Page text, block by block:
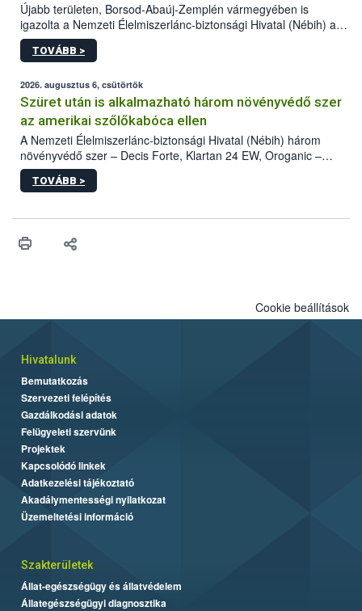
Újabb területen, Borsod-Abaúj-Zemplén vármegyében is
igazolta a Nemzeti Élelmiszerlánc-biztonsági Hivatal (Nébih) a
kőrisrontó karcsúdíszbogár (Agrilus planipennis) jelenlétét. A
kártevőt nem csak színcsapdában találták meg, de már fertőzött
az intenzív felderítést, emellett az intézkedéseket a szlovák
hatósággal is összehangolják a terjedés megállítása érdekében.
TOVÁBB >
2026. augusztus 6, csütörtök
Szüret után is alkalmazható három növényvédő szer
az amerikai szőlőkabóca ellen
A Nemzeti Élelmiszerlánc-biztonsági Hivatal (Nébih) három
növényvédő szer – Decis Forte, Klartan 24 EW, Oroganic –
engedélyokiratát módosította, így azok a szüretet követően,
egészen a vesszőérettség (BBCH 91) stádiumáig
érésű szőlőkben is legyen lehetőség a károsító elleni további
felhasználók számára is elérhető és ökológiai termesztésben is
TOVÁBB >
Cookie beállítások
Hivatalunk
Bemutatkozás
Szervezeti felépítés
Gazdálkodási adatok
Felügyeleti szervünk
Projektek
Kapcsolódó linkek
Adatkezelési tájékoztató
Akadálymentességi nyilatkozat
Üzemeltetési információ
Szakterületek
Állat-egészségügy és állatvédelem
Állategészségügyi diagnosztika